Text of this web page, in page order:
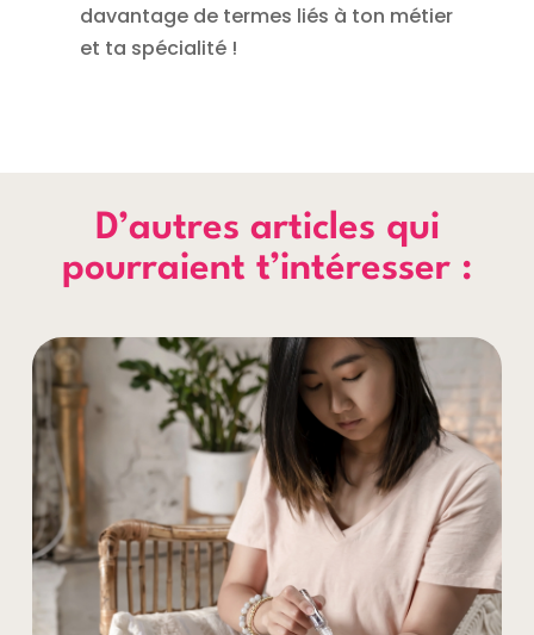
davantage de termes liés à ton métier
et ta spécialité !
D’autres articles qui
pourraient t’intéresser :